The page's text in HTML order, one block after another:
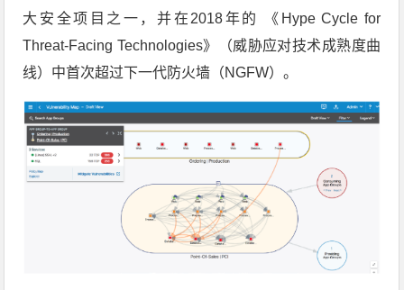
大安全项目之一，并在2018年的 《Hype Cycle for
Threat-Facing Technologies》（威胁应对技术成熟度曲
线）中首次超过下一代防火墙（NGFW）。